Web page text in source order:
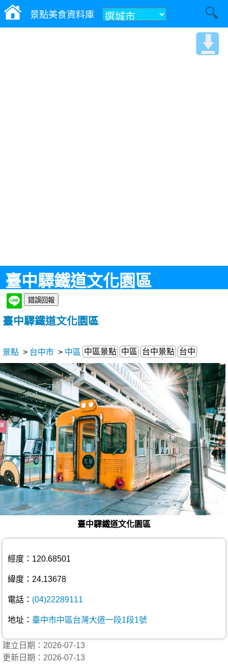
景點美食資料庫
臺中驛鐵道文化園區
臺中驛鐵道文化園區
景點 > 台中市 > 中區 中區景點 中區 台中景點 台中
臺中驛鐵道文化園區
經度：120.68501
緯度：24.13678
電話： (04)22289111
地址： 臺中市中區台灣大道一段1段1號
建立日期：2026-07-13
更新日期：2026-07-13